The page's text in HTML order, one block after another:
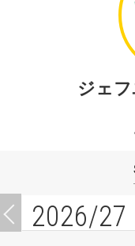
ジェ
2026/27